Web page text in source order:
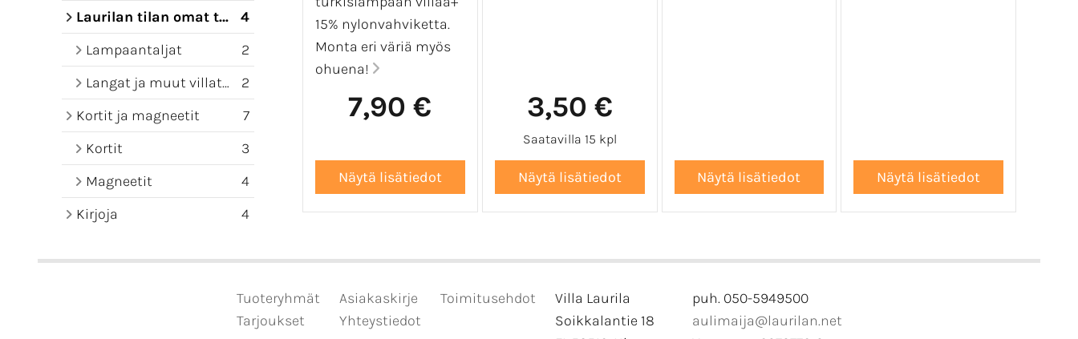
Laurilan tilan omat tuotteet
4
Lampaantaljat
2
Langat ja muut villatuotteet
2
Kortit ja magneetit
7
Kortit
3
Magneetit
4
Kirjoja
4
15% nylonvahviketta.
Monta eri väriä myös
ohuena!
7,90 € 3,50 €
Saatavilla 15 kpl
Tuoteryhmät
Tarjoukset
Asiakaskirje
Yhteystiedot
Toimitusehdot
Villa Laurila
Soikkalantie 18
puh. 050-5949500
aulimaija@laurilan.net